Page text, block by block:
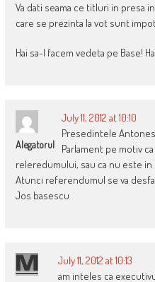
Va dati seama ce titluri in presa
care se prezinta la vot sunt
Hai sa-l facem vedeta pe Base!
Alegatorul
July 11, 2012 at 10:10
Presedintele
Parlament pe motiv
releredumului, sau ca nu este in
Atunci referendumul se va
Jos basescu
July 11, 2012 at 10:13
am inteles ca